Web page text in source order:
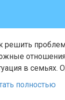
решить
в семьях.
полностью